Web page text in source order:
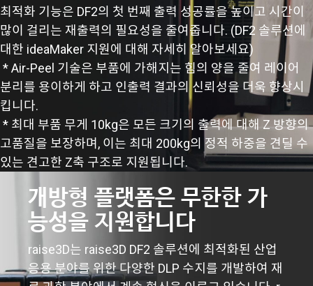
최적화 기능은 DF2의 첫 번째 출력 성공률을 높이고 시간이
많이 걸리는 재출력의 필요성을 줄여줍니다. (DF2 솔루션에
대한 ideaMaker 지원에 대해 자세히 알아보세요)
* Air-Peel 기술은 부품에 가해지는 힘의 양을 줄여 레이어
분리를 용이하게 하고 인출력 결과의 신뢰성을 더욱 향상시
킵니다.
* 최대 부품 무게 10kg은 모든 크기의 출력에 대해 Z 방향의
고품질을 보장하며, 이는 최대 200kg의 정적 하중을 견딜 수
있는 견고한 Z축 구조로 지원됩니다.
개방형 플랫폼은 무한한 가
능성을 지원합니다
raise3D는 raise3D DF2 솔루션에 최적화된 산업
응용 분야를 위한 다양한 DLP 수지를 개발하여 재